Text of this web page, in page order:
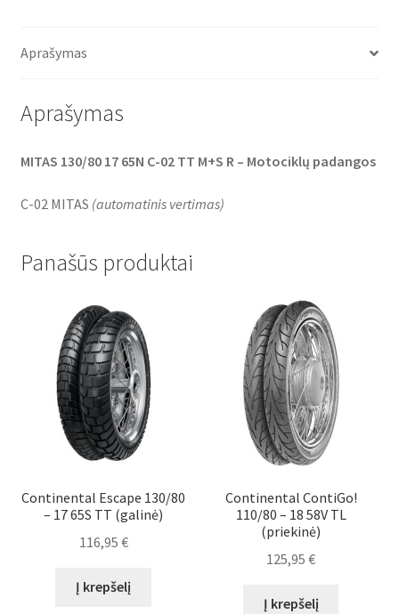
o
r
p
Aprašymas
Aprašymas
MITAS 130/80 17 65N C-02 TT M+S R – Motociklų padangos
C-02 MITAS (automatinis vertimas)
Panašūs produktai
Continental Escape 130/80
– 17 65S TT (galinė)
116,95 €
Į krepšelį
Continental ContiGo!
110/80 – 18 58V TL
(priekinė)
125,95€
Į krepšelį